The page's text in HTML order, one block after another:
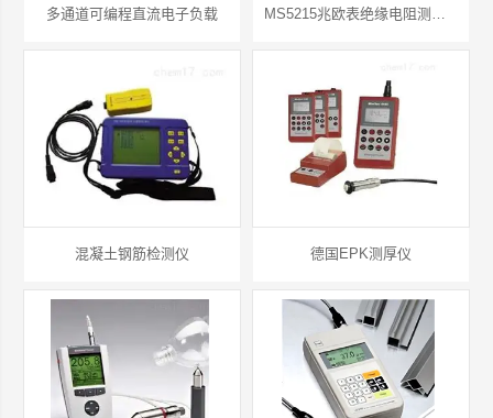
多通道可编程直流电子负载 MS5215兆欧表绝缘电阻测试仪
混凝土钢筋检测仪 德国EPK测厚仪